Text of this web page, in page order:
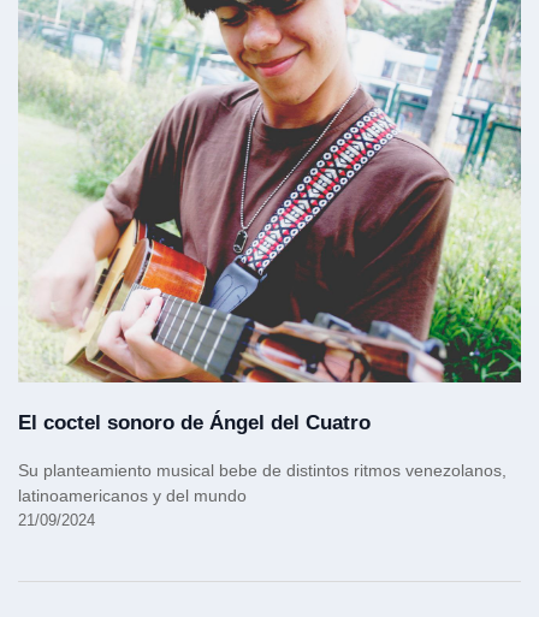
El coctel sonoro de Ángel del Cuatro
Su planteamiento musical bebe de distintos ritmos venezolanos,
latinoamericanos y del mundo
21/09/2024